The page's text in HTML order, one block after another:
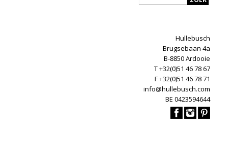
Hullebusch
Brugsebaan 4a
B-8850 Ardooie
T +32(0)51 46 78 67
F +32(0)51 46 78 71
info@hullebusch.com
BE 0423594644